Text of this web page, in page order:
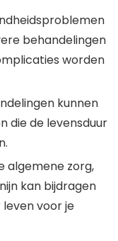
behandelingen
worden
kunnen
die de levensduur
algemene zorg,
kan bijdragen
voor je